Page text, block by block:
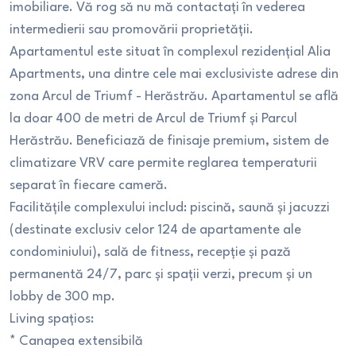
imobiliare. Vă rog să nu mă contactați în vederea
intermedierii sau promovării proprietății.
Apartamentul este situat în complexul rezidențial Alia
Apartments, una dintre cele mai exclusiviste adrese din
zona Arcul de Triumf - Herăstrău. Apartamentul se află
la doar 400 de metri de Arcul de Triumf și Parcul
Herăstrău. Beneficiază de finisaje premium, sistem de
climatizare VRV care permite reglarea temperaturii
separat în fiecare cameră.
Facilitățile complexului includ: piscină, saună și jacuzzi
(destinate exclusiv celor 124 de apartamente ale
condominiului), sală de fitness, recepție și pază
permanentă 24/7, parc și spații verzi, precum și un
lobby de 300 mp.
Living spațios:
* Canapea extensibilă